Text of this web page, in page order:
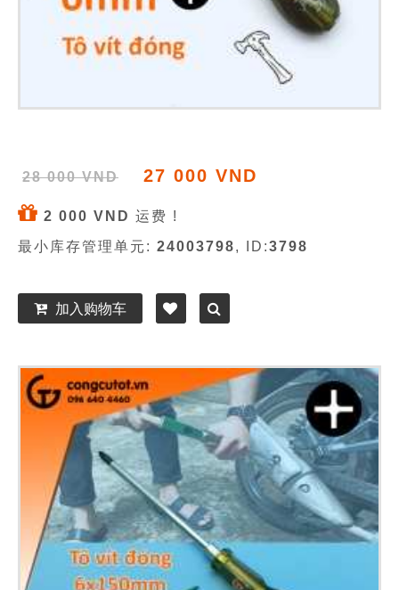
28 000 VND 27 000 VND
2 000 VND 运费 !
最小库存管理单元: 24003798, ID:3798
加入购物车